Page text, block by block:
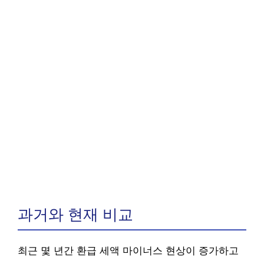
과거와 현재 비교
최근 몇 년간 환급 세액 마이너스 현상이 증가하고